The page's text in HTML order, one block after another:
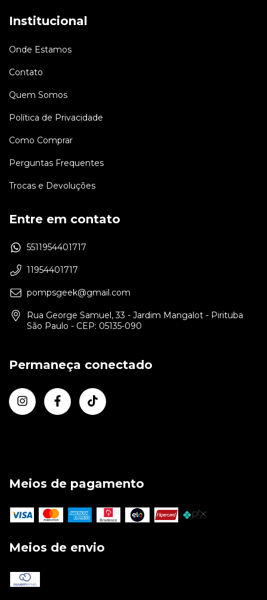
Institucional
Onde Estamos
Contato
Quem Somos
Política de Privacidade
Como Comprar
Perguntas Frequentes
Trocas e Devoluções
Entre em contato
5511954401717
11954401717
pompsgeek@gmail.com
Rua George Samuel, 33 - Jardim Mangalot - Pirituba
São Paulo - CEP: 05135-090
Permaneça conectado
Meios de pagamento
Meios de envio